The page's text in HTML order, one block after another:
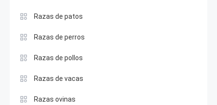
Razas de patos
Razas de perros
Razas de pollos
Razas de vacas
Razas ovinas